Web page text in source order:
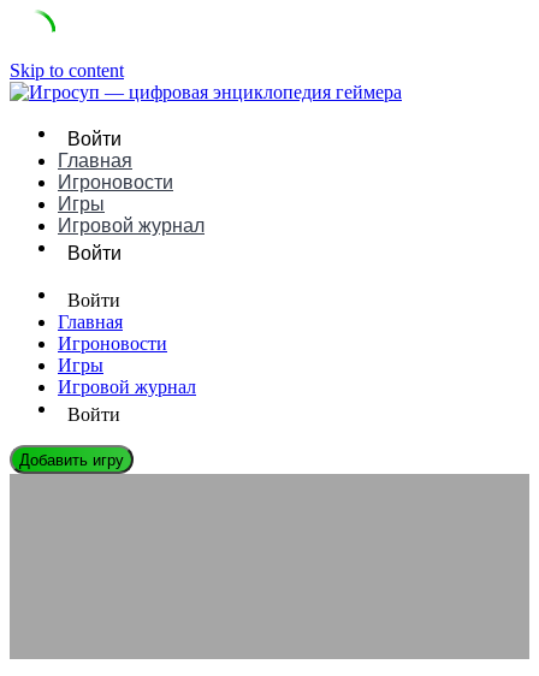
Skip to content
Войти
Главная
Игроновости
Игры
Игровой журнал
Войти
Войти
Главная
Игроновости
Игры
Игровой журнал
Войти
Добавить игру